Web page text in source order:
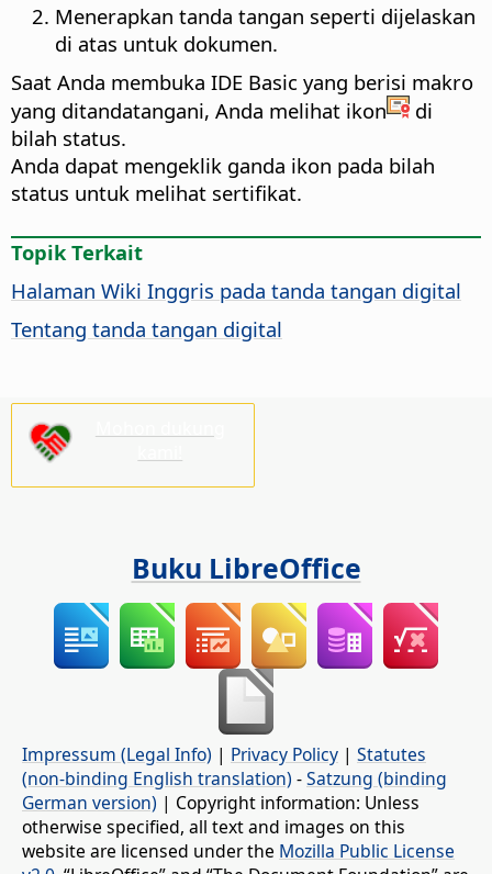
Menerapkan tanda tangan seperti dijelaskan
di atas untuk dokumen.
Saat Anda membuka IDE Basic yang berisi makro
yang ditandatangani, Anda melihat ikon
di
bilah status.
Anda dapat mengeklik ganda ikon pada bilah
status untuk melihat sertifikat.
Topik Terkait
Halaman Wiki Inggris pada tanda tangan digital
Tentang tanda tangan digital
Buku LibreOffice
Impressum (Legal Info) | Privacy Policy | Statutes
(non-binding English translation) -Satzung (binding
German version) | Copyright information: Unless
otherwise specified, all text and images on this
website are licensed under the Mozilla Public License